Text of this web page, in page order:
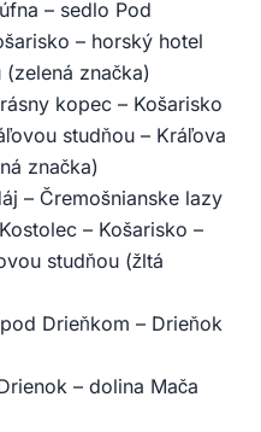
– sedlo Pod
– horský hotel
značka)
kopec – Košarisko
studňou – Kráľova
značka)
– Čremošnianske lazy
– Košarisko –
studňou (žltá
Drieňkom – Drieňok
– dolina Mača